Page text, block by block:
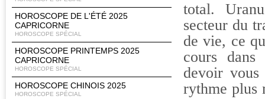
HOROSCOPE DE L'ÉTÉ 2025
CAPRICORNE
HOROSCOPE SPÉCIAL
HOROSCOPE PRINTEMPS 2025
CAPRICORNE
HOROSCOPE SPÉCIAL
HOROSCOPE CHINOIS 2025
HOROSCOPE SPÉCIAL
total.
secteur du
de vie, ce
cours
devoir
rythme plus